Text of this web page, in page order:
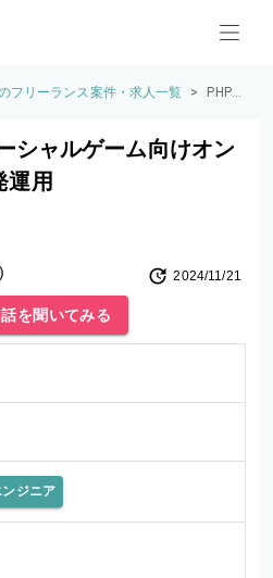
フリーランス案件・求人一覧 >
PHPエ
シャル
発運用
シャルゲーム向けオン
運用
2024/11/21
を聞いてみる
ジニア